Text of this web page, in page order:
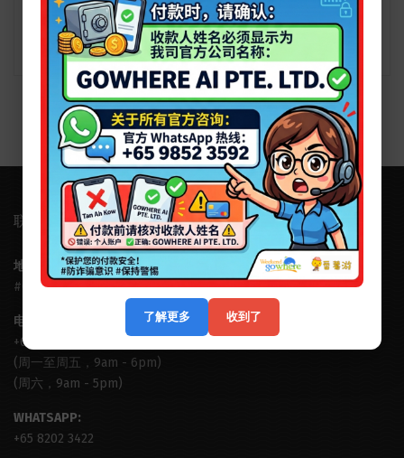
了解更多 收到了
联系我们
地址:
Ubi Techpark （Ubi科技园）, 10 Ubi Crescent, Lobby B,
#03-15, Singapore 408564
电话:
+65 6631 8554
(周一至周五，9am - 6pm)
(周六，9am - 5pm)
WHATSAPP:
+65 8202 3422